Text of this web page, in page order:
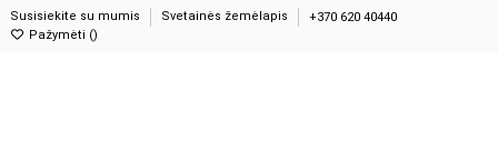
Susisiekite su mumis Svetainės žemėlapis
+370 620 40440
Pažymėti ( 0)